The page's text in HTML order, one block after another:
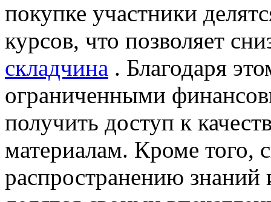
покупке участники
курсов, что позволяет
складчина . Благодаря
ограниченными
получить доступ к
материалам. Кроме того,
распространению